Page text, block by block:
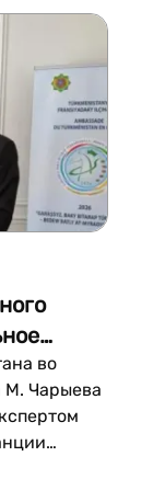
должны
как
а также
во
М. Чарыева